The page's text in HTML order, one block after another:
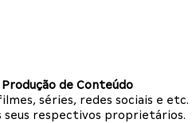
de Conteúdo
séries, redes sociais e etc.
seus respectivos proprietários.